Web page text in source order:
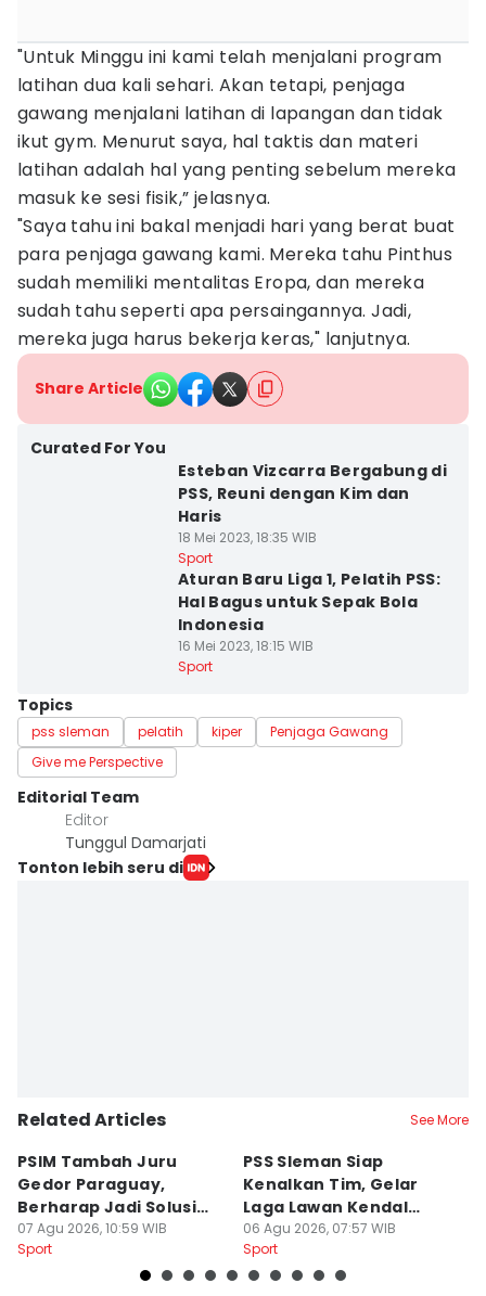
"Untuk Minggu ini kami telah menjalani program
latihan dua kali sehari. Akan tetapi, penjaga
gawang menjalani latihan di lapangan dan tidak
ikut gym. Menurut saya, hal taktis dan materi
latihan adalah hal yang penting sebelum mereka
masuk ke sesi fisik,” jelasnya.
"Saya tahu ini bakal menjadi hari yang berat buat
para penjaga gawang kami. Mereka tahu Pinthus
sudah memiliki mentalitas Eropa, dan mereka
sudah tahu seperti apa persaingannya. Jadi,
mereka juga harus bekerja keras," lanjutnya.
Share Article
Curated For You
Esteban Vizcarra Bergabung di
PSS, Reuni dengan Kim dan
Haris
18 Mei 2023, 18:35 WIB
Sport
Aturan Baru Liga 1, Pelatih PSS:
Hal Bagus untuk Sepak Bola
Indonesia
16 Mei 2023, 18:15 WIB
Sport
Topics
pss sleman pelatih kiper
Penjaga Gawang
Give me Perspective
Editorial Team
Editor
Tunggul Damarjati
Tonton lebih seru di
Related Articles See More
PSIM Tambah Juru
Gedor Paraguay,
Berharap Jadi Solusi
Minimnya Pencetak Gol
07 Agu 2026, 10:59 WIB
Sport
PSS Sleman Siap
Kenalkan Tim, Gelar
Laga Lawan Kendal
Tornado FC
06 Agu 2026, 07:57 WIB
Sport